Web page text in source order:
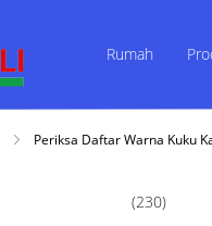
Rumah
Periksa Daftar Warna Kuku
(230)